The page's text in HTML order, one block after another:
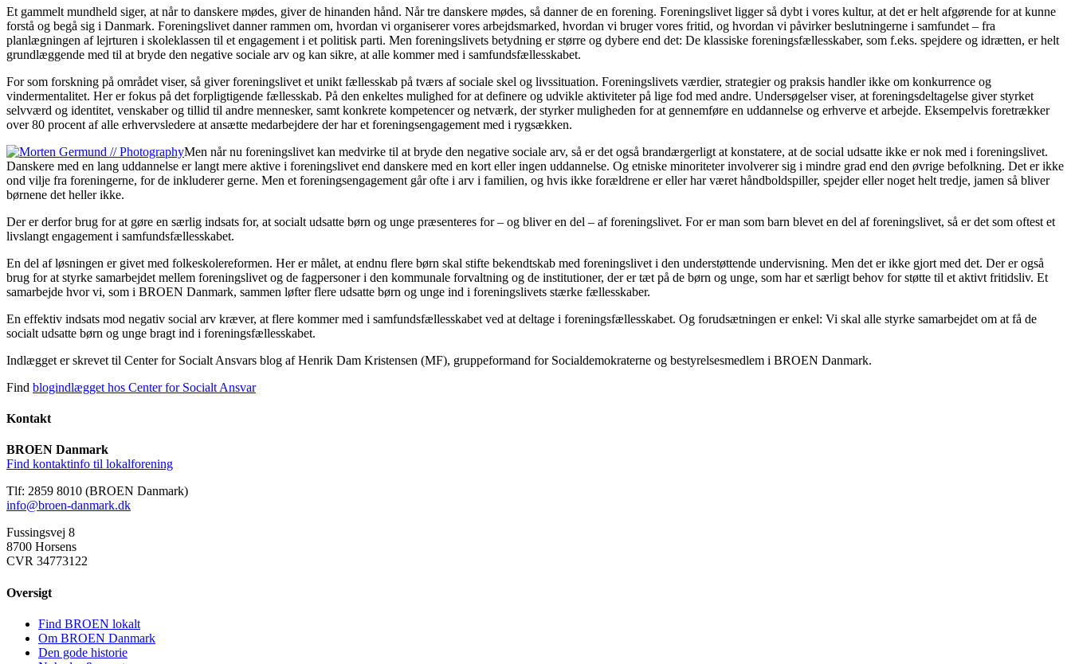
Et gammelt mundheld siger, at når to danskere mødes, giver de hinanden hånd. Når tre danskere mødes, så danner de en forening. Foreningslivet ligger så dybt i vores kultur, at det er helt afgørende for at kunne
forstå og begå sig i Danmark. Foreningslivet danner rammen om, hvordan vi organiserer vores arbejdsmarked, hvordan vi bruger vores fritid, og hvordan vi påvirker beslutningerne i samfundet – fra
planlægningen af lejrturen i skoleklassen til et engagement i et politisk parti. Men foreningslivets betydning er større og dybere end det: De klassiske foreningsfællesskaber, som f.eks. spejdere og idrætten, er helt
grundlæggende med til at bryde den negative sociale arv og kan sikre, at alle kommer med i samfundsfællesskabet.
For som forskning på området viser, så giver foreningslivet et unikt fællesskab på tværs af sociale skel og livssituation. Foreningslivets værdier, strategier og praksis handler ikke om konkurrence og
vindermentalitet. Her er fokus på det forpligtigende fællesskab. På den enkeltes mulighed for at definere og udvikle aktiviteter på lige fod med andre. Undersøgelser viser, at foreningsdeltagelse giver styrket
selvværd og identitet, venskaber og tillid til andre mennesker, samt konkrete kompetencer og netværk, der styrker muligheden for at gennemføre en uddannelse og erhverve et arbejde. Eksempelvis foretrækker
over 80 procent af alle erhvervsledere at ansætte medarbejdere der har et foreningsengagement med i rygsækken.
Men når nu foreningslivet kan medvirke til at bryde den negative sociale arv, så er det også brandærgerligt at konstatere, at de social udsatte ikke er nok med i foreningslivet.
Danskere med en lang uddannelse er langt mere aktive i foreningslivet end danskere med en kort eller ingen uddannelse. Og etniske minoriteter involverer sig i mindre grad end den øvrige befolkning. Det er ikke
ond vilje fra foreningerne, for de inkluderer gerne. Men et foreningsengagement går ofte i arv i familien, og hvis ikke forældrene er eller har været håndboldspiller, spejder eller noget helt tredje, jamen så bliver
børnene det heller ikke.
Der er derfor brug for at gøre en særlig indsats for, at socialt udsatte børn og unge præsenteres for – og bliver en del – af foreningslivet. For er man som barn blevet en del af foreningslivet, så er det som oftest et
livslangt engagement i samfundsfællesskabet.
En del af løsningen er givet med folkeskolereformen. Her er målet, at endnu flere børn skal stifte bekendtskab med foreningslivet i den understøttende undervisning. Men det er ikke gjort med det. Der er også
brug for at styrke samarbejdet mellem foreningslivet og de fagpersoner i den kommunale forvaltning og de institutioner, der er tæt på de børn og unge, som har et særligt behov for støtte til et aktivt fritidsliv. Et
samarbejde hvor vi, som i BROEN Danmark, sammen løfter flere udsatte børn og unge ind i foreningslivets stærke fællesskaber.
En effektiv indsats mod negativ social arv kræver, at flere kommer med i samfundsfællesskabet ved at deltage i foreningsfællesskabet. Og forudsætningen er enkel: Vi skal alle styrke samarbejdet om at få de
socialt udsatte børn og unge bragt ind i foreningsfællesskabet.
Indlægget er skrevet til Center for Socialt Ansvars blog af Henrik Dam Kristensen (MF), gruppeformand for Socialdemokraterne og bestyrelsesmedlem i BROEN Danmark.
Find blogindlægget hos Center for Socialt Ansvar
Kontakt
BROEN Danmark
Find kontaktinfo til lokalforening
Tlf: 2859 8010 (BROEN Danmark)
info@broen-danmark.dk
Fussingsvej 8
8700 Horsens
CVR 34773122
Oversigt
Find BROEN lokalt
Om BROEN Danmark
Den gode historie